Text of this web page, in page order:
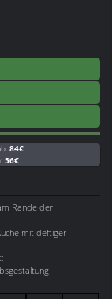
84€
56€
Rande der
mit deftiger